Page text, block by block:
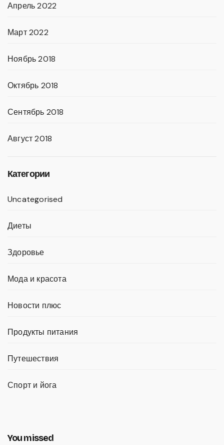
Апрель 2022
Март 2022
Ноябрь 2018
Октябрь 2018
Сентябрь 2018
Август 2018
Категории
Uncategorised
Диеты
Здоровье
Мода и красота
Новости плюс
Продукты питания
Путешествия
Спорт и йога
You missed